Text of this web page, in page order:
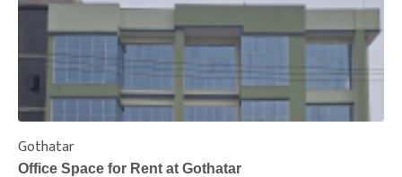
Gothatar
Office Space for Rent at Gothatar